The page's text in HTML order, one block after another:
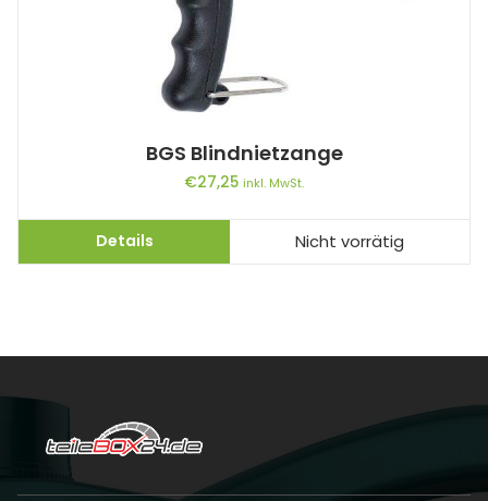
BGS Blindnietzange
€27,25 inkl. MwSt.
Details Nicht vorrätig